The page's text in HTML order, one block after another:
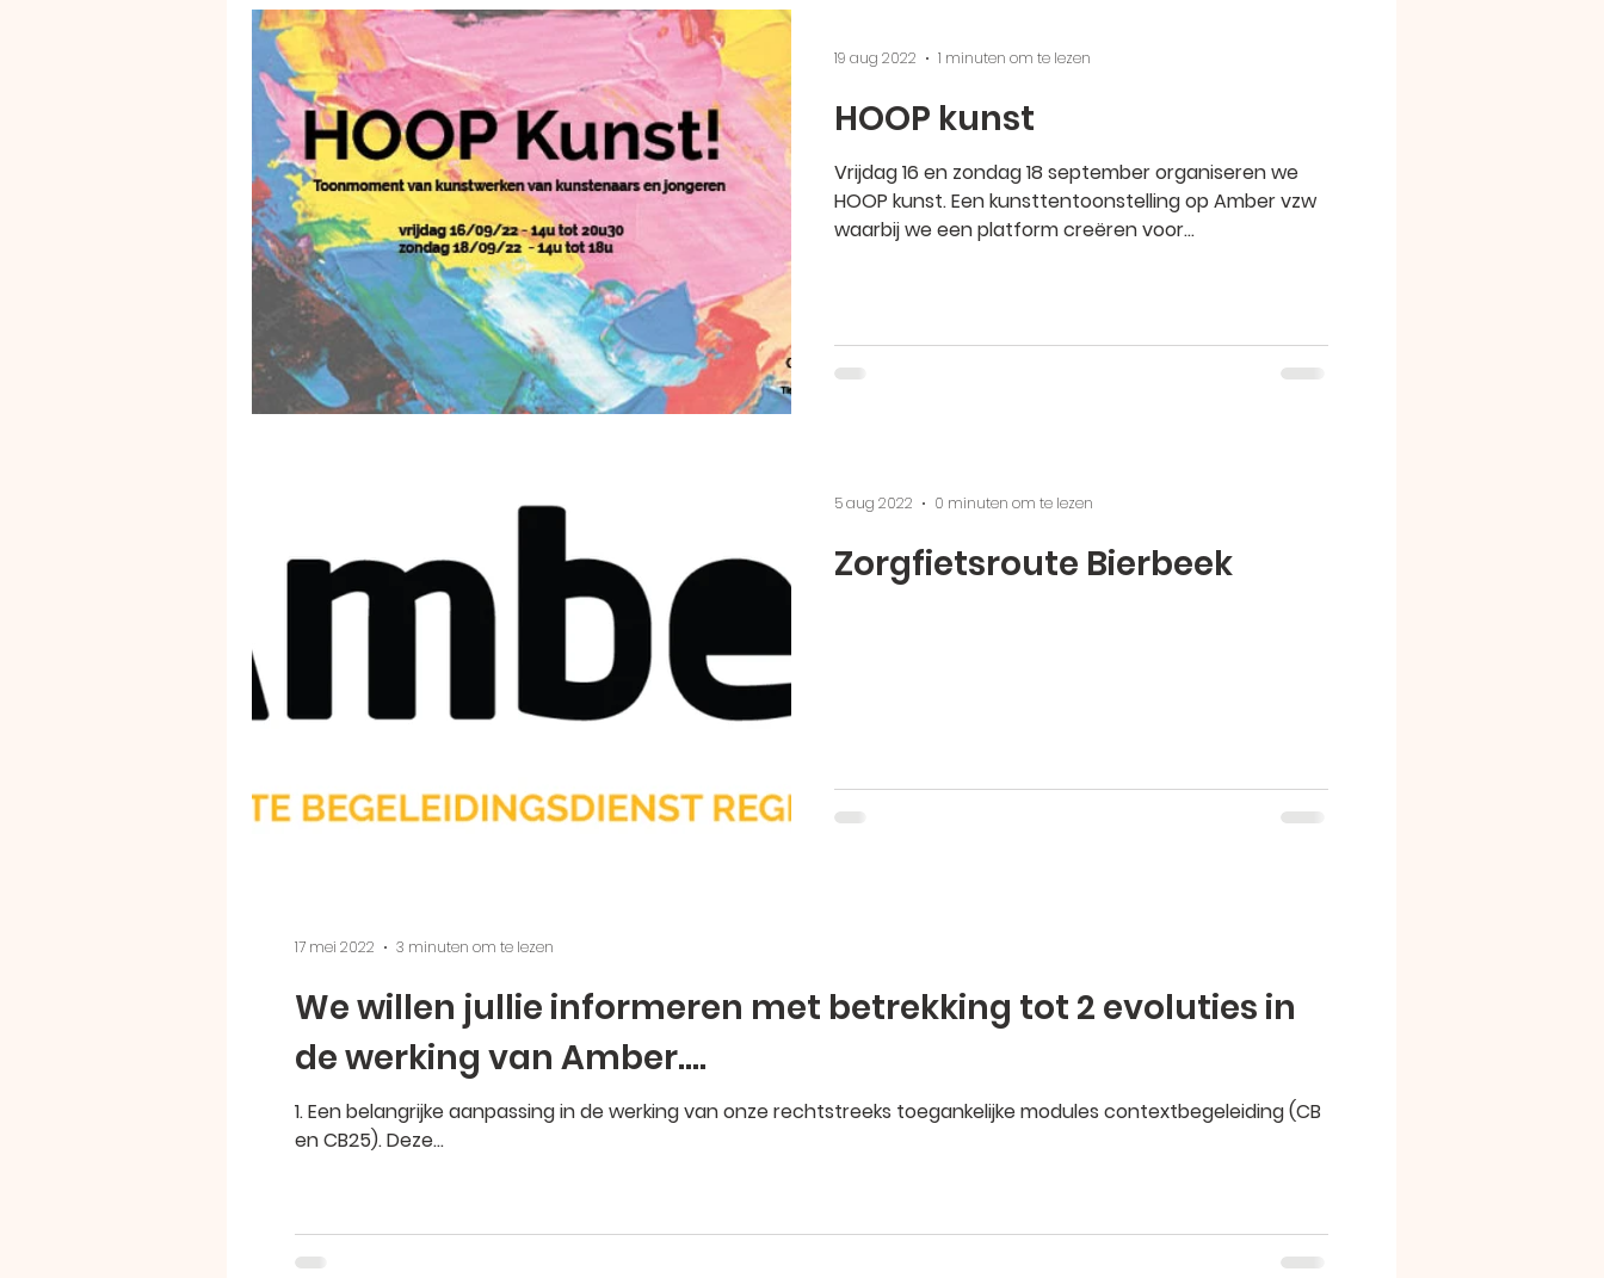
HOOP kunst
Vrijdag 16 en zondag 18 september organiseren we
HOOP kunst. Een kunsttentoonstelling op Amber vzw
waarbij we een platform creëren voor...
19 aug 2022 1 minuten om te lezen
Zorgfietsroute Bierbeek
5 aug 2022 0 minuten om te lezen
We willen jullie informeren met betrekking tot 2 evoluties in
de werking van Amber….
1. Een belangrijke aanpassing in de werking van onze rechtstreeks toegankelijke modules contextbegeleiding (CB
en CB25). Deze...
17 mei 2022 3 minuten om te lezen